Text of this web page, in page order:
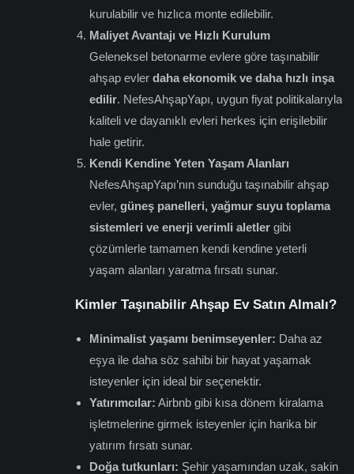
kurulabilir ve hızlıca monte edilebilir.
Maliyet Avantajı ve Hızlı Kurulum
Geleneksel betonarme evlere göre taşınabilir
ahşap evler daha ekonomik ve daha hızlı inşa
edilir. NefesAhşapYapı, uygun fiyat politikalarıyla
kaliteli ve dayanıklı evleri herkes için erişilebilir
hale getirir.
Kendi Kendine Yeten Yaşam Alanları
NefesAhşapYapı’nın sunduğu taşınabilir ahşap
evler, güneş panelleri, yağmur suyu toplama
sistemleri ve enerji verimli aletler gibi
çözümlerle tamamen kendi kendine yeterli
yaşam alanları yaratma fırsatı sunar.
Kimler Taşınabilir Ahşap Ev Satın Almalı?
Minimalist yaşamı benimseyenler: Daha az
eşya ile daha söz sahibi bir hayat yaşamak
isteyenler için ideal bir seçenektir.
Yatırımcılar: Airbnb gibi kısa dönem kiralama
işletmelerine girmek isteyenler için harika bir
yatırım fırsatı sunar.
Doğa tutkunları: Şehir yaşamından uzak, sakin